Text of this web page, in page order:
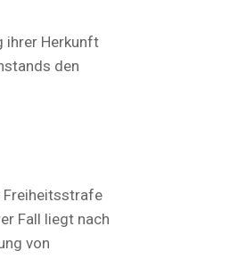
ihrer Herkunft
den
Freiheitsstrafe
Fall liegt nach
von